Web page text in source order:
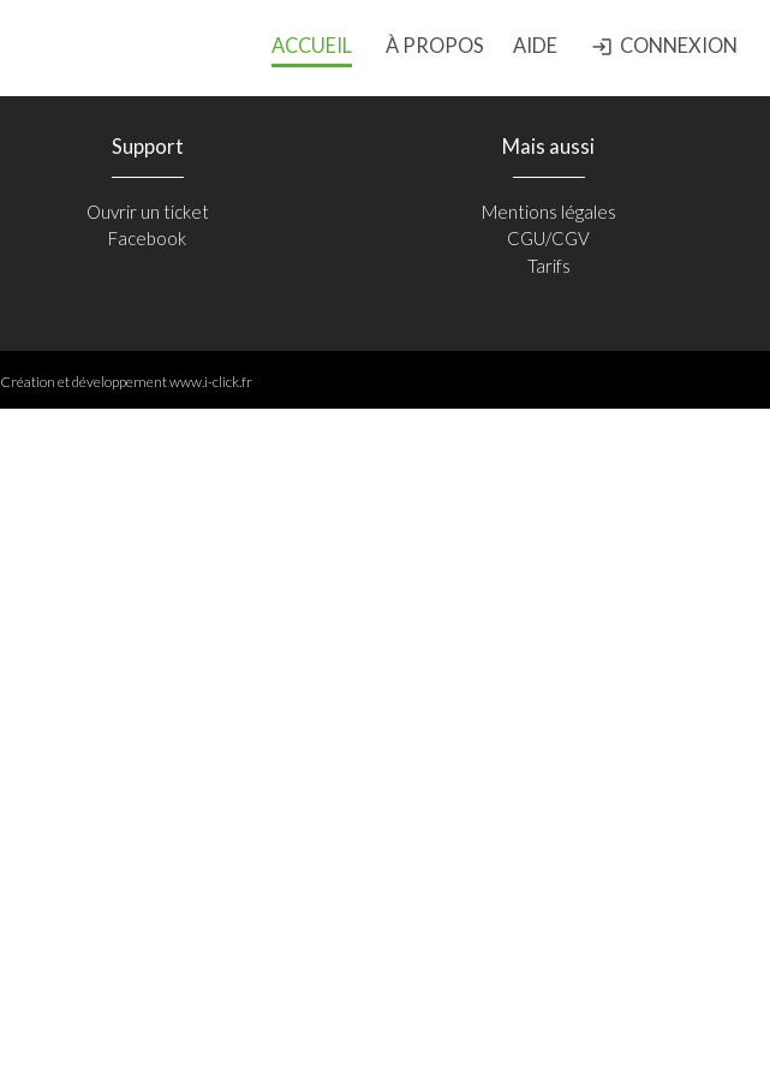
ACCUEIL À PROPOS AIDE login CONNEXION
Support
Ouvrir un ticket
Facebook
Mais aussi
Mentions légales
CGU/CGV
Tarifs
Création et développementwww.i-click.fr